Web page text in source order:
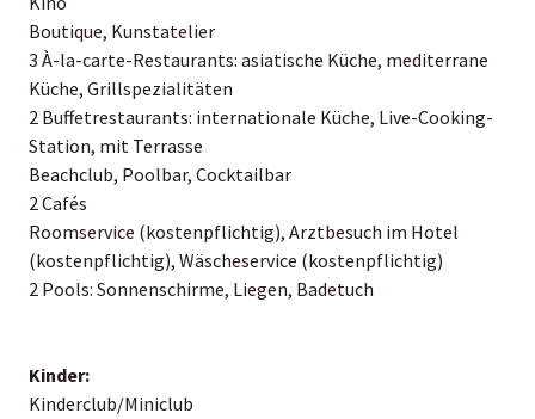
Boutique, Kunstatelier
3 À-la-carte-Restaurants: asiatische Küche, mediterrane
Küche, Grillspezialitäten
2 Buffetrestaurants: internationale Küche, Live-Cooking-
Station, mit Terrasse
Beachclub, Poolbar, Cocktailbar
2 Cafés
Roomservice (kostenpflichtig), Arztbesuch im Hotel
(kostenpflichtig), Wäscheservice (kostenpflichtig)
2 Pools: Sonnenschirme, Liegen, Badetuch
Kinder:
Kinderclub/Miniclub